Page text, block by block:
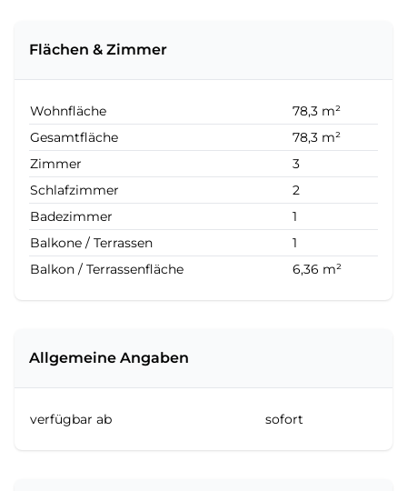
Flächen & Zimmer
Wohnfläche
78,3 m²
Gesamtfläche
78,3 m²
Zimmer
3
Schlafzimmer
2
Badezimmer
1
Balkone / Terrassen
1
Balkon / Terrassenfläche
6,36 m²
Allgemeine Angaben
verfügbar ab sofort